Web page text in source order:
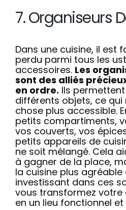
7. Organiseurs
Dans une cuisine, il est
perdu parmi tous les
accessoires. Les
sont des alliés
en ordre. Ils
différents objets, ce qui
chose plus accessible.
petits compartiments,
vos couverts, vos
petits appareils de
ne soit mélangé. Cela
à gagner de la place,
la cuisine plus agréable
investissant dans ces
vous transformez votre
en un lieu fonctionnel